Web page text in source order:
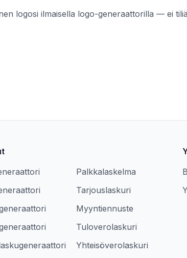
logosi ilmaisella logo-generaattorilla — ei
Palkkalaskelma
Tarjouslaskuri
Myyntiennuste
Tuloverolaskuri
Yhteisöverolaskuri